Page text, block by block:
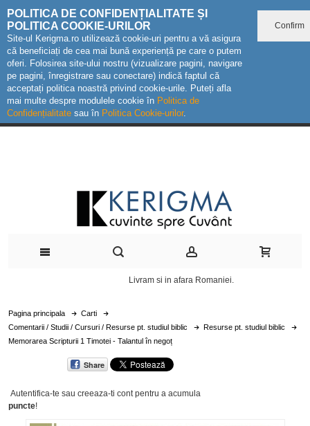
POLITICA DE CONFIDENȚIALITATE ȘI
POLITICA COOKIE-URILOR
Site-ul Kerigma.ro utilizează cookie-uri pentru a vă asigura
că beneficiați de cea mai bună experiență pe care o putem
oferi. Folosirea site-ului nostru (vizualizare pagini, navigare
pe pagini, înregistrare sau conectare) indică faptul că
acceptați politica noastră privind cookie-urile. Puteți afla
mai multe despre modulele cookie în Politica de
Confidențialitate sau în Politica Cookie-urilor.
Confirm
Livram si in afara Romaniei.
Pagina principala
Carti
Comentarii / Studii / Cursuri / Resurse pt. studiul biblic
Resurse pt. studiul biblic
Memorarea Scripturii 1 Timotei - Talantul în negoț
Share
Autentifica-te sau creeaza-ti cont pentru a acumula
puncte!